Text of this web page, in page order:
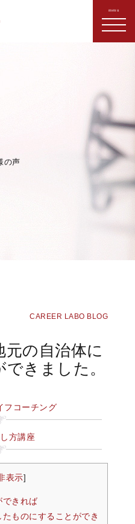
の声
CAREER LABO BLOG
の自治体に
きました。
フコーチング
方講座
表示
できれば
ものにすることができ